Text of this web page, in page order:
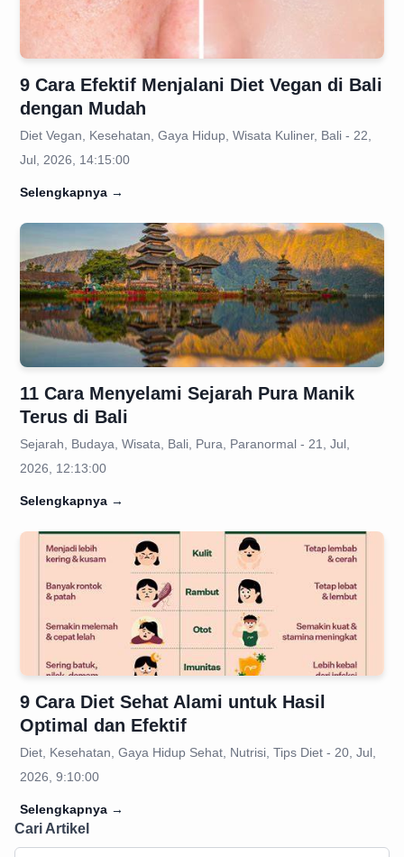
9 Cara Efektif Menjalani Diet Vegan di Bali
dengan Mudah
Diet Vegan, Kesehatan, Gaya Hidup, Wisata Kuliner, Bali - 22,
Jul, 2026, 14:15:00
Selengkapnya →
11 Cara Menyelami Sejarah Pura Manik
Terus di Bali
Sejarah, Budaya, Wisata, Bali, Pura, Paranormal - 21, Jul,
2026, 12:13:00
Selengkapnya →
9 Cara Diet Sehat Alami untuk Hasil
Optimal dan Efektif
Diet, Kesehatan, Gaya Hidup Sehat, Nutrisi, Tips Diet - 20, Jul,
2026, 9:10:00
Selengkapnya →
Cari Artikel